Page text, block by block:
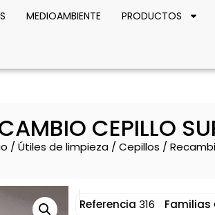
MEDIOAMBIENTE PRODUCTOS
CEPILLO
/ Útiles de limpieza/ Cepillos /
Referencia 316 Familias